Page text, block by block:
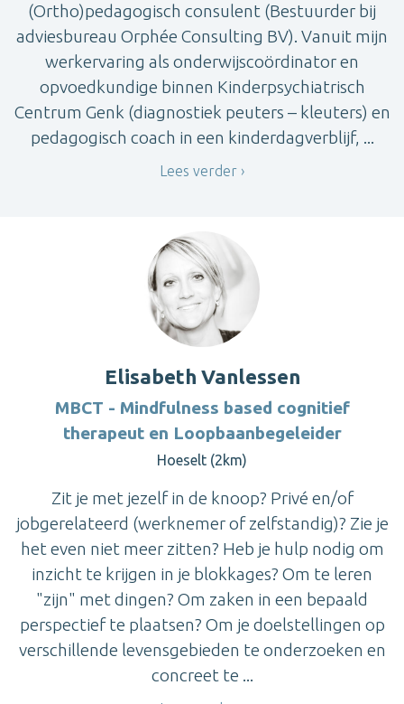
(Ortho)pedagogisch consulent (Bestuurder bij
adviesbureau Orphée Consulting BV). Vanuit mijn
werkervaring als onderwijscoördinator en
opvoedkundige binnen Kinderpsychiatrisch
Centrum Genk (diagnostiek peuters – kleuters) en
pedagogisch coach in een kinderdagverblijf, ...
Lees verder
Elisabeth Vanlessen
MBCT - Mindfulness based cognitief
therapeut en Loopbaanbegeleider
Hoeselt (2km)
Zit je met jezelf in de knoop? Privé en/of
jobgerelateerd (werknemer of zelfstandig)? Zie je
het even niet meer zitten? Heb je hulp nodig om
inzicht te krijgen in je blokkages? Om te leren
"zijn" met dingen? Om zaken in een bepaald
perspectief te plaatsen? Om je doelstellingen op
verschillende levensgebieden te onderzoeken en
concreet te ...